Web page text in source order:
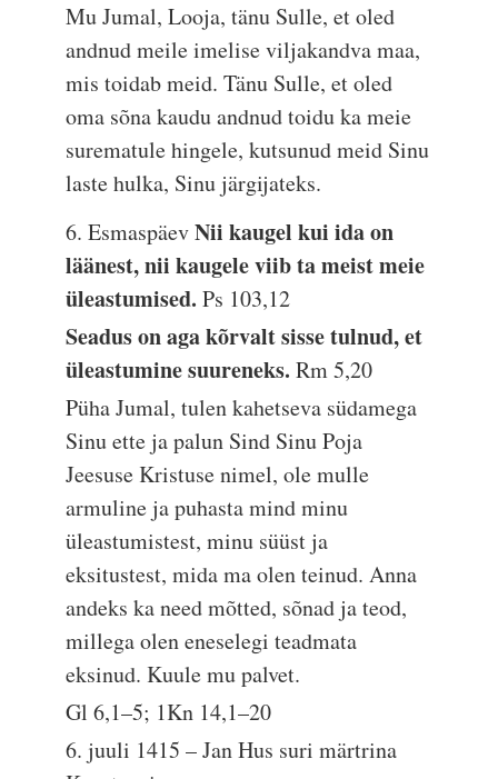
Mu Jumal, Looja, tänu Sulle, et oled
andnud meile imelise viljakandva maa,
mis toidab meid. Tänu Sulle, et oled
oma sõna kaudu andnud toidu ka meie
surematule hingele, kutsunud meid Sinu
laste hulka, Sinu järgijateks.
6. EsmaspäevNii kaugel kui ida on
läänest, nii kaugele viib ta meist meie
üleastumised.Ps 103,12
Seadus on aga kõrvalt sisse tulnud, et
üleastumine suureneks.Rm 5,20
Püha Jumal, tulen kahetseva südamega
Sinu ette ja palun Sind Sinu Poja
Jeesuse Kristuse nimel, ole mulle
armuline ja puhasta mind minu
üleastumistest, minu süüst ja
eksitustest, mida ma olen teinud. Anna
andeks ka need mõtted, sõnad ja teod,
millega olen eneselegi teadmata
eksinud. Kuule mu palvet.
Gl 6,1–5; 1Kn 14,1–20
6. juuli 1415 – Jan Hus suri märtrina